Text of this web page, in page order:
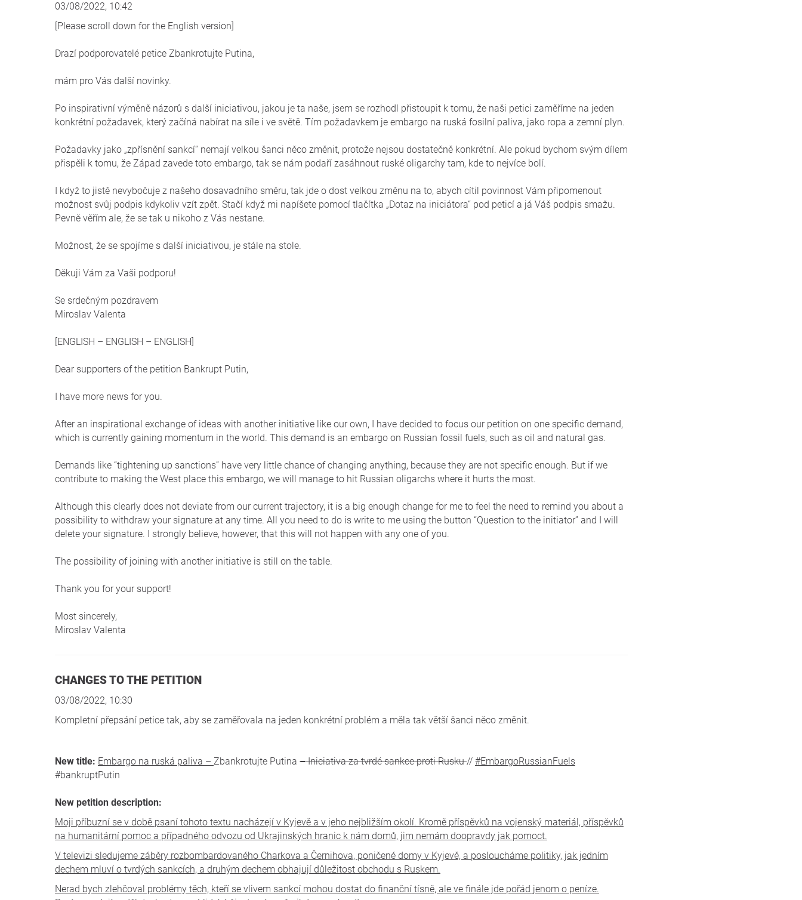
03/08/2022, 10:42
[Please scroll down for the English version]
Drazí podporovatelé petice Zbankrotujte Putina,
mám pro Vás další novinky.
Po inspirativní výměně názorů s další iniciativou, jakou je ta naše, jsem se rozhodl přistoupit k tomu, že naši petici zaměříme na jeden
konkrétní požadavek, který začíná nabírat na síle i ve světě. Tím požadavkem je embargo na ruská fosilní paliva, jako ropa a zemní plyn.
Požadavky jako „zpřísnění sankcí“ nemají velkou šanci něco změnit, protože nejsou dostatečně konkrétní. Ale pokud bychom svým dílem
přispěli k tomu, že Západ zavede toto embargo, tak se nám podaří zasáhnout ruské oligarchy tam, kde to nejvíce bolí.
I když to jistě nevybočuje z našeho dosavadního směru, tak jde o dost velkou změnu na to, abych cítil povinnost Vám připomenout
možnost svůj podpis kdykoliv vzít zpět. Stačí když mi napíšete pomocí tlačítka „Dotaz na iniciátora“ pod peticí a já Váš podpis smažu.
Pevně věřím ale, že se tak u nikoho z Vás nestane.
Možnost, že se spojíme s další iniciativou, je stále na stole.
Děkuji Vám za Vaši podporu!
Se srdečným pozdravem
Miroslav Valenta
[ENGLISH – ENGLISH – ENGLISH]
Dear supporters of the petition Bankrupt Putin,
I have more news for you.
After an inspirational exchange of ideas with another initiative like our own, I have decided to focus our petition on one specific demand,
which is currently gaining momentum in the world. This demand is an embargo on Russian fossil fuels, such as oil and natural gas.
Demands like “tightening up sanctions” have very little chance of changing anything, because they are not specific enough. But if we
contribute to making the West place this embargo, we will manage to hit Russian oligarchs where it hurts the most.
Although this clearly does not deviate from our current trajectory, it is a big enough change for me to feel the need to remind you about a
possibility to withdraw your signature at any time. All you need to do is write to me using the button “Question to the initiator” and I will
delete your signature. I strongly believe, however, that this will not happen with any one of you.
The possibility of joining with another initiative is still on the table.
Thank you for your support!
Most sincerely,
Miroslav Valenta
CHANGES TO THE PETITION
03/08/2022, 10:30
Kompletní přepsání petice tak, aby se zaměřovala na jeden konkrétní problém a měla tak větší šanci něco změnit.
New title: Embargo na ruská paliva – Zbankrotujte Putina – Iniciativa za tvrdé sankce proti Rusku// #EmbargoRussianFuels
#bankruptPutin
New petition description:
Moji příbuzní se v době psaní tohoto textu nacházejí v Kyjevě a v jeho nejbližším okolí. Kromě příspěvků na vojenský materiál, příspěvků
na humanitární pomoc a případného odvozu od Ukrajinských hranic k nám domů, jim nemám doopravdy jak pomoct.
V televizi sledujeme záběry rozbombardovaného Charkova a Černihova, poničené domy v Kyjevě, a posloucháme politiky, jak jedním
dechem mluví o tvrdých sankcích, a druhým dechem obhajují důležitost obchodu s Ruskem.
Nerad bych zlehčoval problémy těch, kteří se vlivem sankcí mohou dostat do finanční tísně, ale ve finále jde pořád jenom o peníze.